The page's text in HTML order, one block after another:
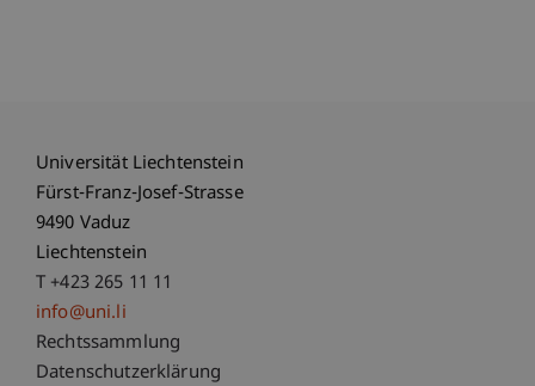
Universität Liechtenstein
Fürst-Franz-Josef-Strasse
9490 Vaduz
Liechtenstein
T +423 265 11 11
info@uni.li
Fußzeile Rechtliche Hinweise
Rechtssammlung
Datenschutzerklärung